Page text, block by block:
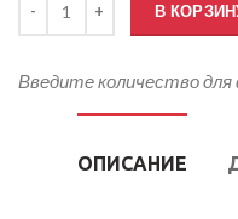
В
Введите количество
ОПИСАНИЕ